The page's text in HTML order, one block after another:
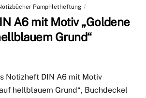
Pamphletheftung
A6 mit Motiv „Goldene
Grund“
Notizheft DIN A6 mit Motiv
hellblauem Grund“, Buchdeckel